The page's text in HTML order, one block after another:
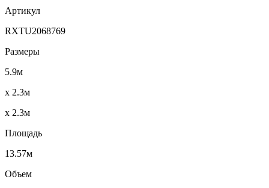
Артикул
RXTU2068769
Размеры
5.9м
x 2.3м
x 2.3м
Площадь
13.57м
Объем